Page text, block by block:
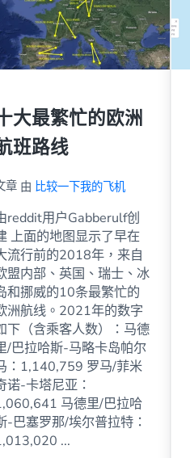
大最繁忙的欧洲
班路线
章 由 比较一下我的飞机
reddit用户Gabberulf创
上面的地图显示了早在
流行前的2018年，来自
盟内部、英国、瑞士、冰
和挪威的10条最繁忙的
洲航线。2021年的数字
下（含乘客人数）：马德
/巴拉哈斯-马略卡岛帕尔
：1,140,759 罗马/菲米
诺-卡塔尼亚：
马德里/巴拉哈
-巴塞罗那/埃尔普拉特：
...